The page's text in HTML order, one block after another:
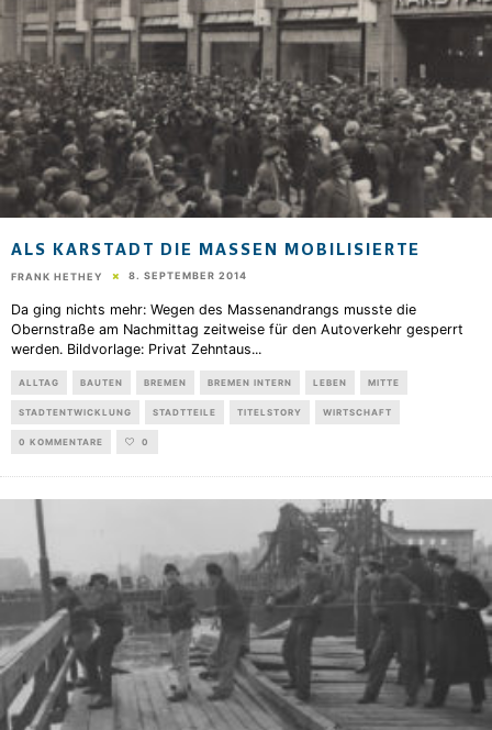
ALS KARSTADT DIE MASSEN MOBILISIERTE
FRANK HETHEY 8. SEPTEMBER 2014
Da ging nichts mehr: Wegen des Massenandrangs musste die
Obernstraße am Nachmittag zeitweise für den Autoverkehr gesperrt
werden. Bildvorlage: Privat Zehntaus...
ALLTAG BAUTEN BREMEN BREMEN INTERN LEBEN MITTE
STADTENTWICKLUNG STADTTEILE TITELSTORY WIRTSCHAFT
0 KOMMENTARE 0